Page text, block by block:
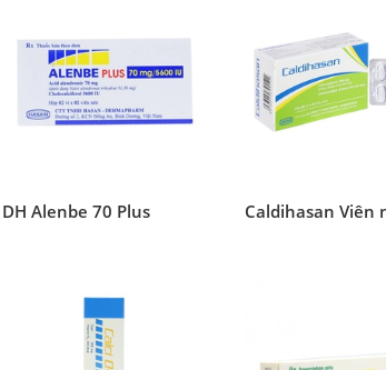
DH Alenbe 70 Plus Caldihasan Viên